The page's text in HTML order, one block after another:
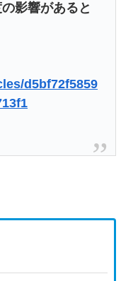
影響があると
d5bf72f5859